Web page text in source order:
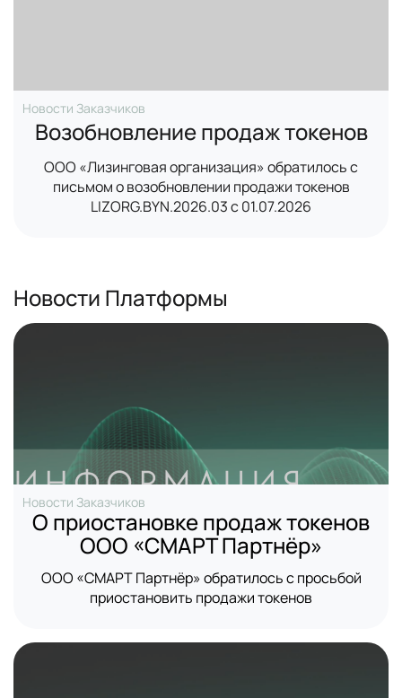
Новости Заказчиков
Возобновление продаж токенов
ООО «Лизинговая организация» обратилось с
письмом о возобновлении продажи токенов
LIZORG.BYN.2026.03 с 01.07.2026
Новости Платформы
Новости Заказчиков
О приостановке продаж токенов
ООО «СМАРТ Партнёр»
ООО «СМАРТ Партнёр» обратилось с просьбой
приостановить продажи токенов